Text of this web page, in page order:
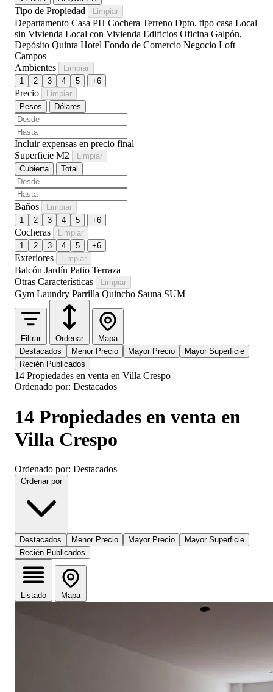
Tipo de Propiedad Limpiar
Departamento Casa PH Cochera Terreno Dpto. tipo casa Local
sin Vivienda Local con Vivienda Edificios Oficina Galpón,
Depósito Quinta Hotel Fondo de Comercio Negocio Loft
Campos
Ambientes
Limpiar
1
2 3 4 5 +6
Precio
Limpiar
Pesos
Dólares
Incluir expensas en precio final
Superficie M2
Limpiar
Cubierta
Total
Baños
Limpiar
1
2 3 4 5 +6
Cocheras
Limpiar
1
2 3 4 5 +6
Exteriores Limpiar
Balcón Jardín Patio Terraza
Otras Características
Limpiar
Gym Laundry Parrilla Quincho Sauna SUM
Filtrar Ordenar
Mapa
Destacados
Menor Precio Mayor Precio
Mayor Superficie
Recién Publicados
14 Propiedades en venta en Villa Crespo
Ordenado por: Destacados
14 Propiedades en venta en
Villa Crespo
Ordenado por: Destacados
Ordenar por
Destacados Menor Precio Mayor Precio
Mayor Superficie
Recién Publicados
Listado Mapa